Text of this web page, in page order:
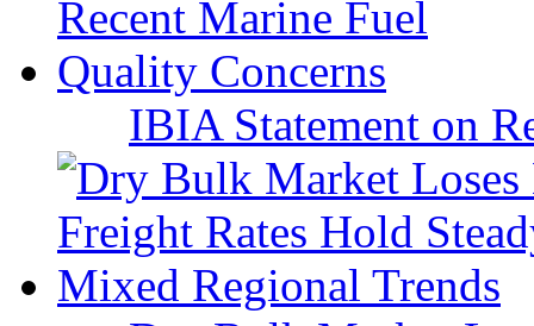
IBIA Statement on